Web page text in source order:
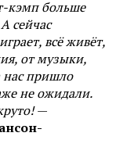
кэмп больше
сейчас
всё живёт,
от музыки,
нас пришло
не ожидали.
—